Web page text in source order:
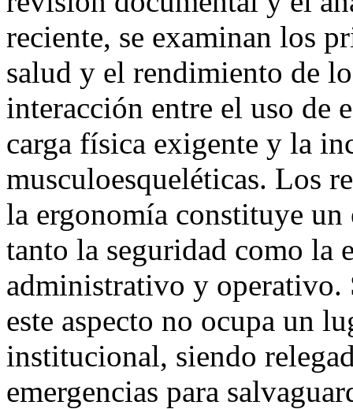
reciente, se examinan los
salud y el rendimiento de
interacción entre el uso de
carga física exigente y la
musculoesqueléticas. Los
la ergonomía constituye
tanto la seguridad como la
administrativo y operativo.
este aspecto no ocupa un
institucional, siendo
emergencias para